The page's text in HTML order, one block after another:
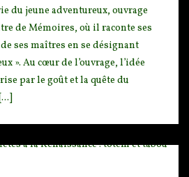
du jeune adventureux, ouvrage
de Mémoires, où il raconte ses
ses maîtres en se désignant
». Au cœur de l’ouvrage, l’idée
par le goût et la quête du